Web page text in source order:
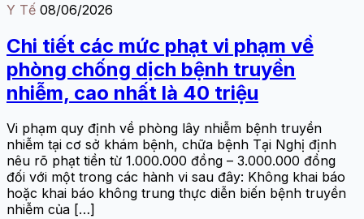
Y Tế 08/06/2026
Chi tiết các mức phạt vi phạm về
phòng chống dịch bệnh truyền
nhiễm, cao nhất là 40 triệu
Vi phạm quy định về phòng lây nhiễm bệnh truyền
nhiễm tại cơ sở khám bệnh, chữa bệnh Tại Nghị định
nêu rõ phạt tiền từ 1.000.000 đồng – 3.000.000 đồng
đối với một trong các hành vi sau đây: Không khai báo
hoặc khai báo không trung thực diễn biến bệnh truyền
nhiễm của […]